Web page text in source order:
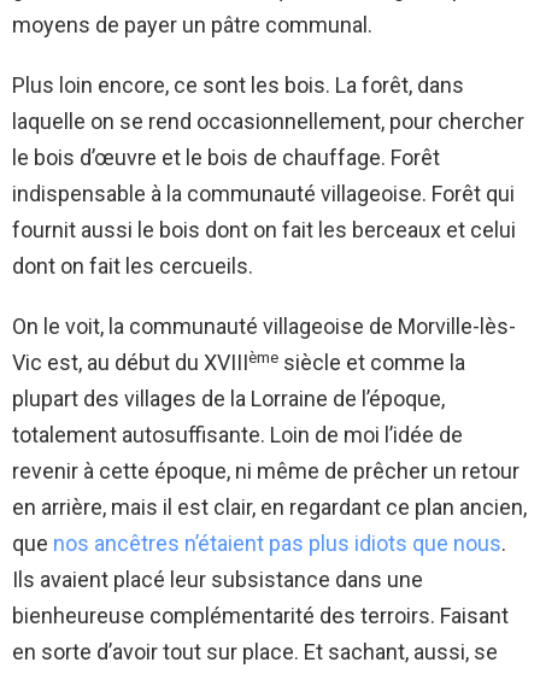
moyens de payer un pâtre communal.
Plus loin encore, ce sont les bois. La forêt, dans
laquelle on se rend occasionnellement, pour chercher
le bois d’œuvre et le bois de chauffage. Forêt
indispensable à la communauté villageoise. Forêt qui
fournit aussi le bois dont on fait les berceaux et celui
dont on fait les cercueils.
On le voit, la communauté villageoise de Morville-lès-
Vic est, au début du XVIIIème siècle et comme la
plupart des villages de la Lorraine de l’époque,
totalement autosuffisante. Loin de moi l’idée de
revenir à cette époque, ni même de prêcher un retour
en arrière, mais il est clair, en regardant ce plan ancien,
que nos ancêtres n’étaient pas plus idiots que nous.
Ils avaient placé leur subsistance dans une
bienheureuse complémentarité des terroirs. Faisant
en sorte d’avoir tout sur place. Et sachant, aussi, se